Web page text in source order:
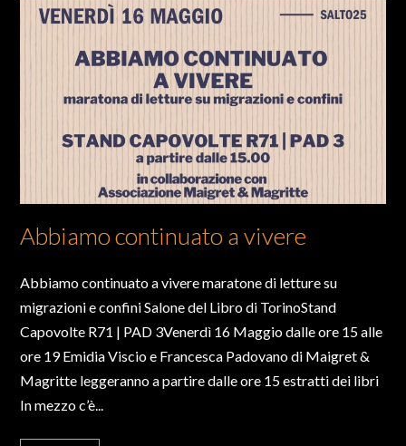
Abbiamo continuato a vivere
Abbiamo continuato a vivere maratone di letture su
migrazioni e confini Salone del Libro di TorinoStand
Capovolte R71 | PAD 3Venerdì 16 Maggio dalle ore 15 alle
ore 19 Emidia Viscio e Francesca Padovano di Maigret &
Magritte leggeranno a partire dalle ore 15 estratti dei libri
In mezzo c’è...